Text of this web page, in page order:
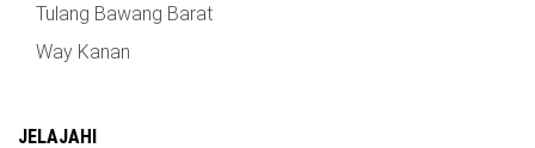
Tulang Bawang Barat
Way Kanan
JELAJAHI